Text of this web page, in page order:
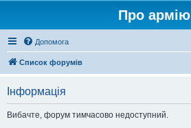
Про армію
Допомога
Список форумів
Інформація
Вибачте, форум тимчасово недоступний.